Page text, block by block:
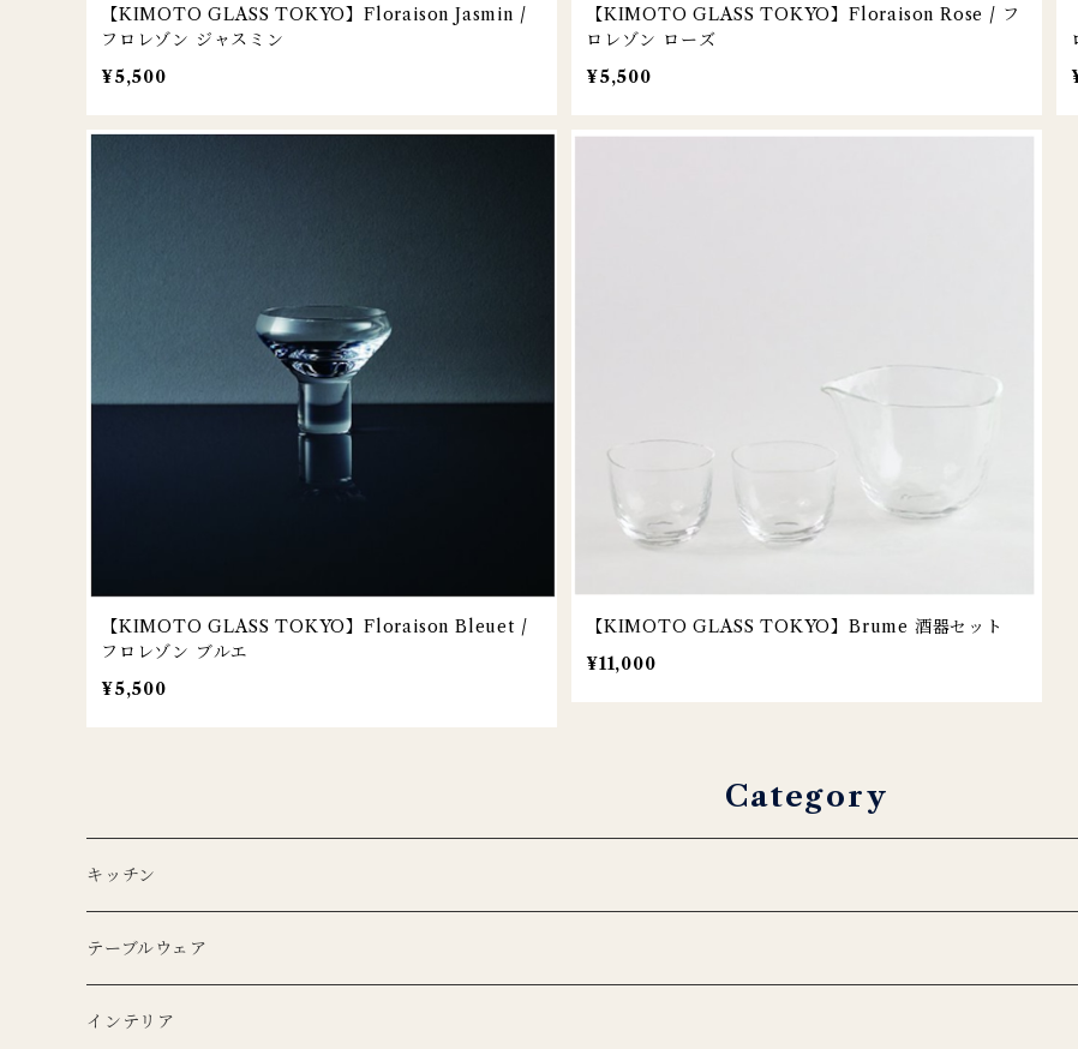
【KIMOTO GLASS TOKYO】Floraison Jasmin /
フロレゾン ジャスミン
¥5,500
【KIMOTO GLASS TOKYO】Floraison Rose / フ
ロレゾン ローズ
¥5,500
【KIMOTO GLASS TOKYO】Floraison Bleuet /
フロレゾン ブルエ
¥5,500
【KIMOTO GLASS TOKYO】Brume 酒器セット
¥11,000
Category
キッチン
エプロン
Lino e Lina
キッチンクロス
テーブルウェア
プレート
インテリア